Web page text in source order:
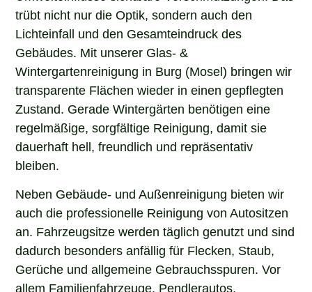
trübt nicht nur die Optik, sondern auch den
Lichteinfall und den Gesamteindruck des
Gebäudes. Mit unserer Glas- &
Wintergartenreinigung in Burg (Mosel) bringen wir
transparente Flächen wieder in einen gepflegten
Zustand. Gerade Wintergärten benötigen eine
regelmäßige, sorgfältige Reinigung, damit sie
dauerhaft hell, freundlich und repräsentativ
bleiben.
Neben Gebäude- und Außenreinigung bieten wir
auch die professionelle Reinigung von Autositzen
an. Fahrzeugsitze werden täglich genutzt und sind
dadurch besonders anfällig für Flecken, Staub,
Gerüche und allgemeine Gebrauchsspuren. Vor
allem Familienfahrzeuge, Pendlerautos,